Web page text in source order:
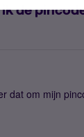
de
dat om mijn